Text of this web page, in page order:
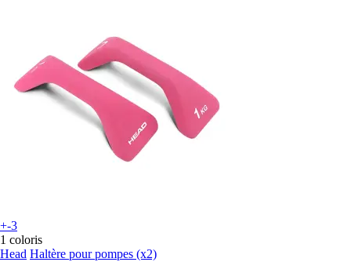
+-3
1 coloris
Head Haltère pour pompes (x2)